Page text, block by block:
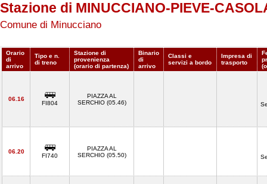
Stazione di MINUCCIANO-PIEVE-
Comune di Minucciano
Orario
di
arrivo
Tipo e n.
di treno
Stazione di
provenienza
(orario di partenza)
Binario
di
arrivo
Classi e
servizi a bordo
Impresa di
trasporto
06.16
FI804
PIAZZA AL
SERCHIO (05.46)
06.20
FI740
PIAZZA AL
SERCHIO (05.50)